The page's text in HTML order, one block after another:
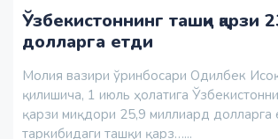
Ўзбекистоннинг ташқи қарзи
долларга етди
Молия вазири ўринбосари Одилбек
қилишича, 1 июль ҳолатига
қарзи миқдори 25,9 миллиард долларга
таркибидаги ташқи қарз…...